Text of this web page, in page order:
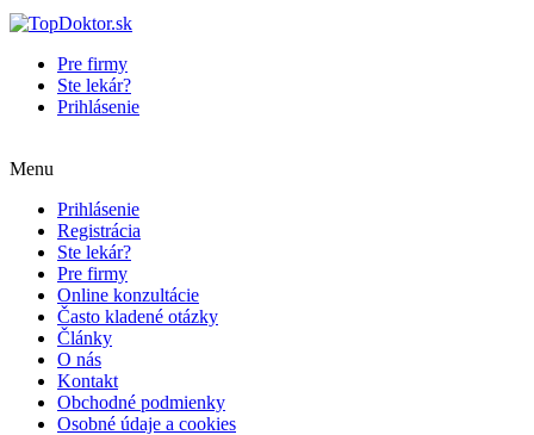
Pre firmy
Ste lekár?
Prihlásenie
Menu
Prihlásenie
Registrácia
Ste lekár?
Pre firmy
Online konzultácie
Často kladené otázky
Články
O nás
Kontakt
Obchodné podmienky
Osobné údaje a cookies